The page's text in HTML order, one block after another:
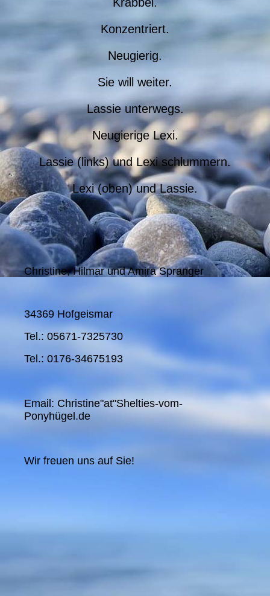
Konzentriert.
Neugierig.
Sie will weiter.
Lassie unterwegs.
Neugierige Lexi.
Lassie (links) und Lexi schlummern.
Lexi (oben) und Lassie.
Christine, Hilmar und Amira Spranger
34369 Hofgeismar
Tel.: 05671-7325730
Tel.: 0176-34675193
Email: Christine"at"Shelties-vom-
Ponyhügel.de
Wir freuen uns auf Sie!